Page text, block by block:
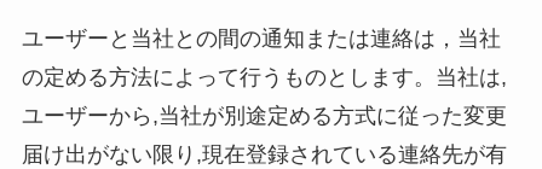
ユーザーと当社との間の通知または連絡は，当社
の定める方法によって行うものとします。当社は,
ユーザーから,当社が別途定める方式に従った変更
届け出がない限り,現在登録されている連絡先が有